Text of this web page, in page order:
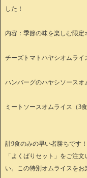
した！
内容：季節の味を楽しむ限定
チーズトマトハヤシオムライ
ハンバーグのハヤシソースオ
ミートソースオムライス（3食
計9食のみの早い者勝ちです！
「よくばりセット」をご注
い。この特別オムライスをお